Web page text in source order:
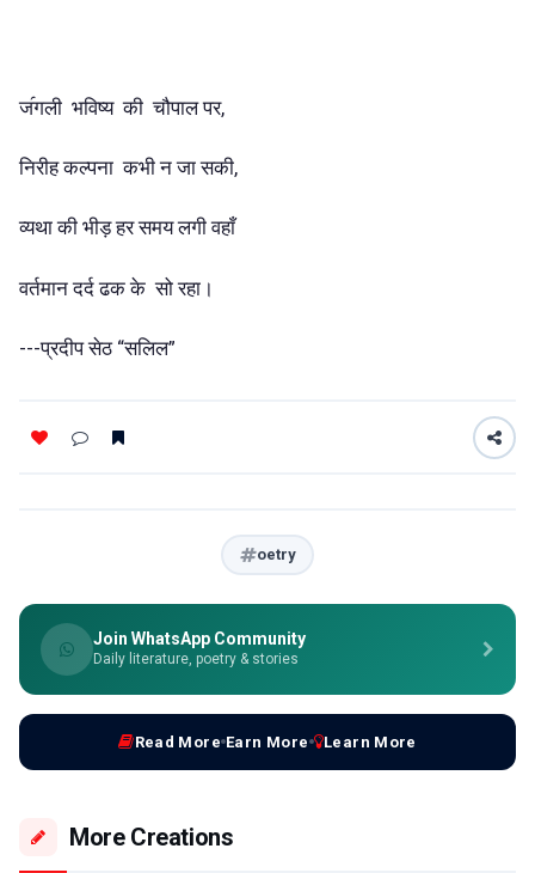
ज॔गली भविष्य की चौपाल पर,
निरीह कल्पना कभी न जा सकी,
व्यथा की भीड़ हर समय लगी वहाँ
वर्तमान दर्द ढक के सो रहा।
---प्रदीप सेठ “सलिल”
oetry
Join WhatsApp Community
Daily literature, poetry & stories
Read More Earn More Learn More
More Creations